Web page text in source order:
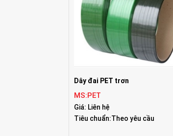
Dây đai PET trơn
MS:PET
Giá: Liên hệ
Tiêu chuẩn:Theo yêu cầu